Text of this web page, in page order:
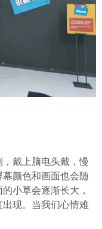
戴上脑电头戴，慢
颜色和画面也会随
小草会逐渐长大，
现。当我们心情难